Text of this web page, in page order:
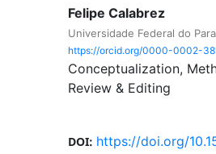
Felipe Calabrez
Universidade Federal do
https://orcid.org/0000-0002-
Conceptualization
Review & Editing
DOI: https://doi.org/